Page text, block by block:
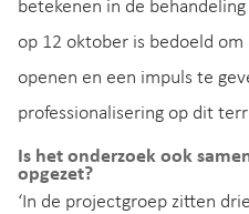
betekenen in de
op 12 oktober is bedoeld
openen en een impuls te
professionalisering op dit
Is het onderzoek ook
opgezet?
‘In de projectgroep zitten